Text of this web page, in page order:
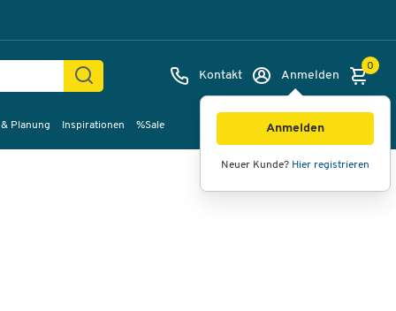
Kontakt Anmelden
Anmelden
Neuer Kunde? Hier registrieren
0
Planung Inspirationen %Sale
Bilder Videos 360°-Ansicht